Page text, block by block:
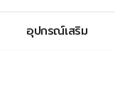
อุปกรณ์เสริม